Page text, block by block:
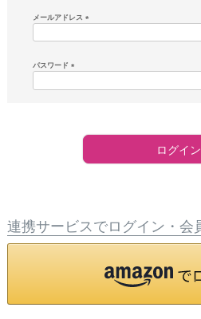
メールアドレス
須)
パスワード
須)
ログイン
連携サービスでログイン・会